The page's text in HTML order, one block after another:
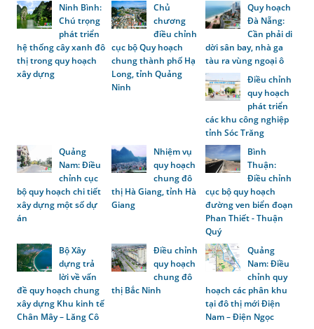
Ninh Bình:
Chú trọng
phát triển
hệ thống cây xanh đô
thị trong quy hoạch
xây dựng
Chủ
chương
điều chỉnh
cục bộ Quy hoạch
chung thành phố Hạ
Long, tỉnh Quảng
Ninh
Quy hoạch
Đà Nẵng:
Cần phải di
dời sân bay, nhà ga
tàu ra vùng ngoại ô
Điều chỉnh
quy hoạch
phát triển
các khu công nghiệp
tỉnh Sóc Trăng
Quảng
Nam: Điều
chỉnh cục
bộ quy hoạch chi tiết
xây dựng một số dự
án
Nhiệm vụ
quy hoạch
chung đô
thị Hà Giang, tỉnh Hà
Giang
Bình
Thuận:
Điều chỉnh
cục bộ quy hoạch
đường ven biển đoạn
Phan Thiết - Thuận
Quý
Bộ Xây
dựng trả
lời về vấn
đề quy hoạch chung
xây dựng Khu kinh tế
Chân Mây – Lăng Cô
Điều chỉnh
quy hoạch
chung đô
thị Bắc Ninh
Quảng
Nam: Điều
chỉnh quy
hoạch các phân khu
tại đô thị mới Điện
Nam – Điện Ngọc